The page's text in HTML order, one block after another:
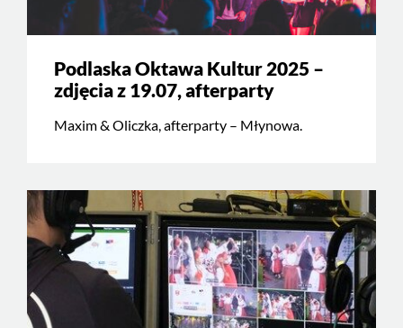
Podlaska Oktawa Kultur 2025 –
zdjęcia z 19.07, afterparty
Maxim & Oliczka, afterparty – Młynowa.